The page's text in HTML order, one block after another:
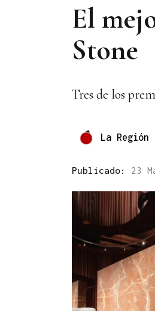
El
Stone
Tres de los
La Región
Publicado: 23